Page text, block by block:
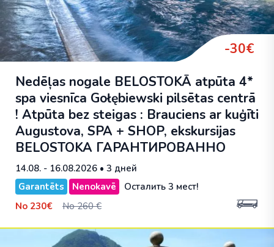
-30€
Nedēļas nogale BELOSTOKĀ atpūta 4*
spa viesnīca Gołębiewski pilsētas centrā
! Atpūta bez steigas : Brauciens ar kuģīti
Augustova, SPA + SHOP, ekskursijas
BELOSTOKA ГАРАНТИРОВАННО
14.08. - 16.08.2026 • 3 дней
Garantēts
Nenokavē
Осталить 3 мест!
No 230€ No 260 €